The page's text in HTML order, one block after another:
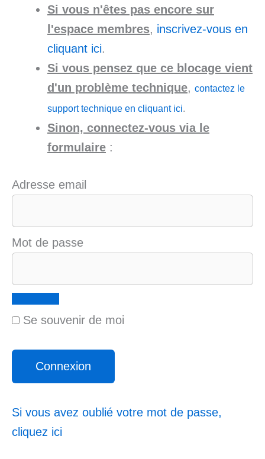
Si vous n'êtes pas encore sur
l'espace membres, inscrivez-vous en
cliquant ici.
Si vous pensez que ce blocage vient
d'un problème technique, contactez le
support technique en cliquant ici.
Sinon, connectez-vous via le
formulaire :
Adresse email
Mot de passe
Se souvenir de moi
Si vous avez oublié votre mot de passe,
cliquez ici